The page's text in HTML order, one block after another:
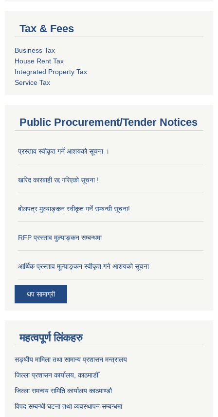
Tax & Fees
Business Tax
House Rent Tax
Integrated Property Tax
Service Tax
Public Procurement/Tender Notices
प्रस्ताव स्वीकृत गर्ने आशयको सूचना ।
खरिद कारबाही रद्द गरिएको सूचना !
बोलपत्र मुल्याङ्कन स्वीकृत गर्ने सम्बन्धी सूचना!
RFP प्रस्ताव मुल्याङ्कन सम्बन्धमा
आर्थिक प्रस्ताव मूल्याङ्कन स्वीकृत गने आशयको सूचना
थप सामाग्री
महत्वपूर्ण लिंकहरु
सङ्‍घीय मामिला तथा सामान्य प्रशासन मन्त्रालय
जिल्ला प्रशासन कार्यालय, काठमाडौँ
जिल्ला समन्वय समिति कार्यालय काठमाण्ड‌ौ
विपद सम्बन्धी घटना तथा व्यवस्थापन सम्बन्धमा